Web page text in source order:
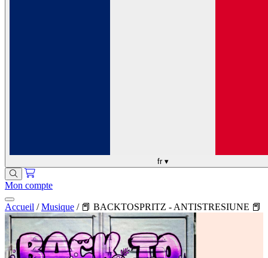
fr ▾
Mon compte
Accueil / Musique / 📕 BACKTOSPRITZ - ANTISTRESIUNE 📕